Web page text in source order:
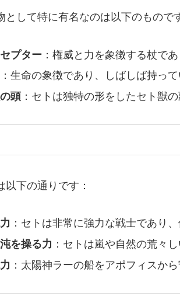
として特に有名なのは以下のもので
プター：権威と力を象徴する杖で
：生命の象徴であり、しばしば持っ
頭：セトは独特の形をしたセト獣の
以下の通りです：
：セトは非常に強力な戦士であり
を操る力 ：セトは嵐や自然の荒々
：太陽神ラーの船をアポフィスか